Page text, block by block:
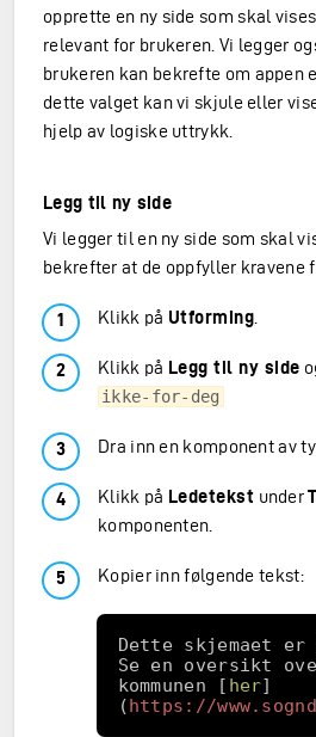
opprette en ny side som skal
relevant for brukeren. Vi legger
brukeren kan bekrefte om appen
dette valget kan vi skjule eller
hjelp av logiske uttrykk.
Legg til ny side
Vi legger til en ny side som skal
bekrefter at de oppfyller kravene
Klikk på Utforming
Klikk på Legg til ny side
ikke-for-deg
Dra inn en komponent av
Klikk på Ledetekst under
komponenten.
Kopier inn følgende tekst:
Se en oversikt
kommunen [ her]
(https://